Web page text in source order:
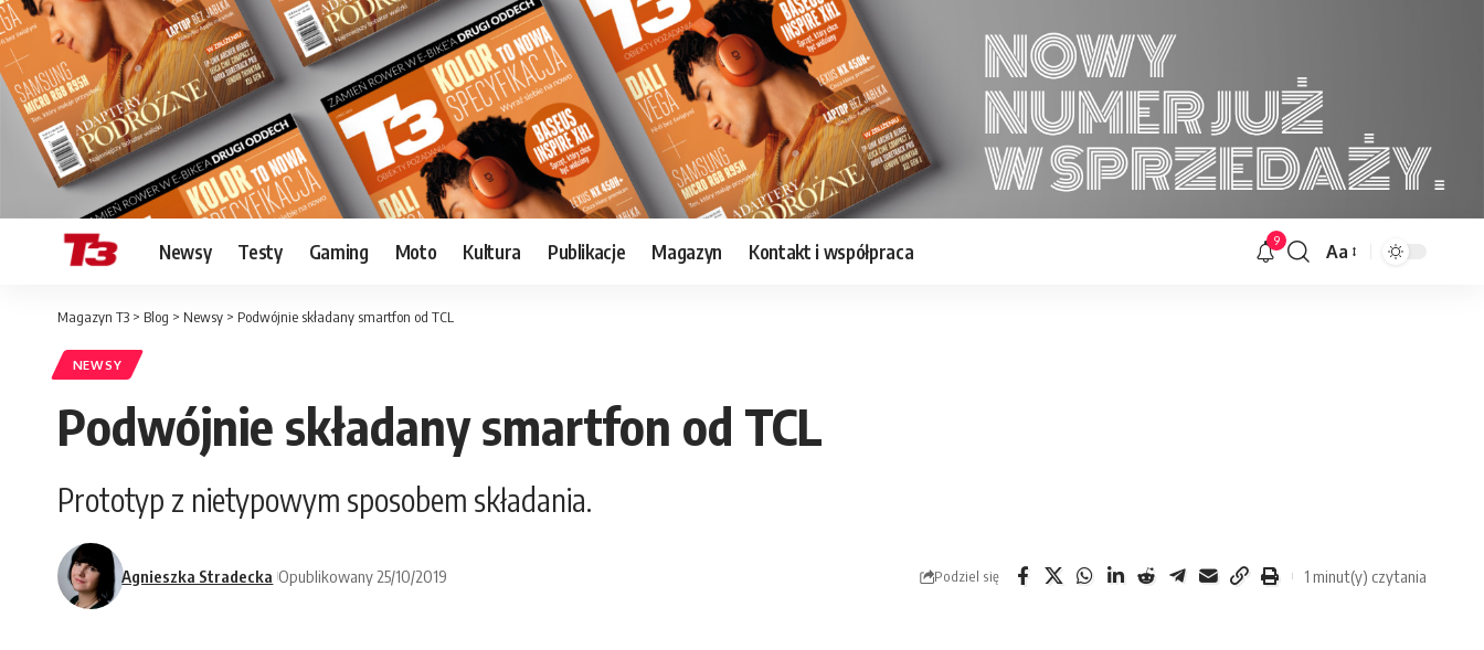
Newsy Testy Gaming Moto Kultura Publikacje Magazyn Kontakt i współpraca 9
Font
Aa
Magazyn T3 > Blog > Newsy > Podwójnie składany smartfon od TCL
NEWSY
Podwójnie składany smartfon od TCL
Prototyp z nietypowym sposobem składania.
Agnieszka Stradecka Opublikowany 25/10/2019 Podziel się 1 minut(y) czytania